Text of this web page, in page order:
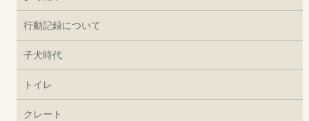
行動記録について
子犬時代
トイレ
クレート